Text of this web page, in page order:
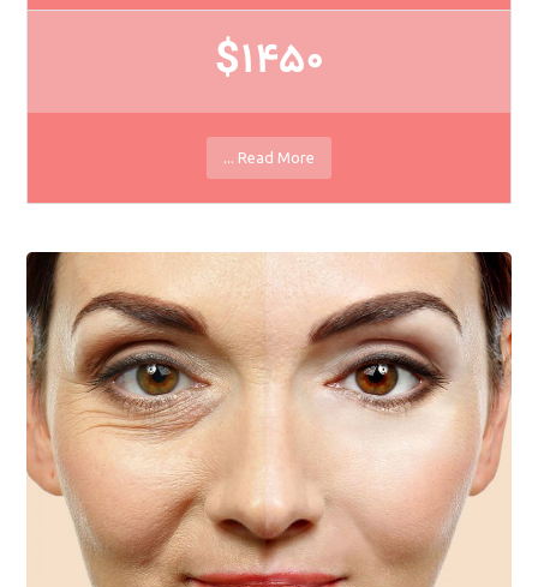
$1450
Read More ...